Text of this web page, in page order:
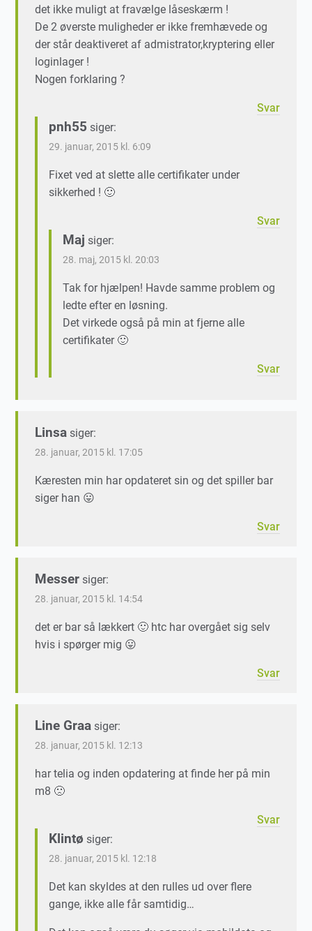
det ikke muligt at fravælge låseskærm !
De 2 øverste muligheder er ikke fremhævede og
der står deaktiveret af admistrator,kryptering eller
loginlager !
Nogen forklaring ?
Svar
pnh55 siger:
29. januar, 2015 kl. 6:09
Fixet ved at slette alle certifikater under
sikkerhed ! 🙂
Svar
Maj siger:
28. maj, 2015 kl. 20:03
Tak for hjælpen! Havde samme problem og
ledte efter en løsning.
Det virkede også på min at fjerne alle
certifikater 🙂
Svar
Linsa siger:
28. januar, 2015 kl. 17:05
Kæresten min har opdateret sin og det spiller bar
siger han 😛
Svar
Messer siger:
28. januar, 2015 kl. 14:54
det er bar så lækkert 🙂 htc har overgået sig selv
hvis i spørger mig 😛
Svar
Line Graa siger:
28. januar, 2015 kl. 12:13
har telia og inden opdatering at finde her på min
m8 🙁
Svar
Klintø siger:
28. januar, 2015 kl. 12:18
Det kan skyldes at den rulles ud over flere
gange, ikke alle får samtidig…